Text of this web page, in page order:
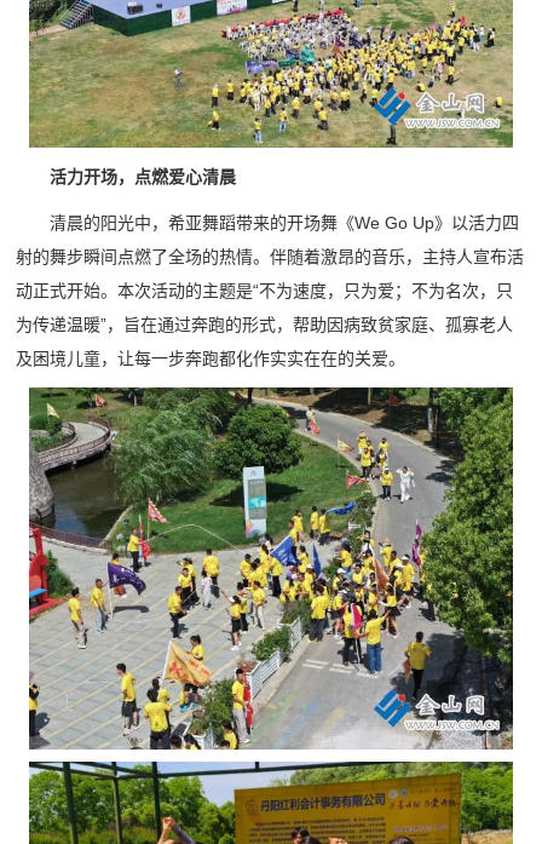
活力开场，点燃爱心清晨
清晨的阳光中，希亚舞蹈带来的开场舞《We Go Up》以活力四
射的舞步瞬间点燃了全场的热情。伴随着激昂的音乐，主持人宣布活
动正式开始。本次活动的主题是“不为速度，只为爱；不为名次，只
为传递温暖”，旨在通过奔跑的形式，帮助因病致贫家庭、孤寡老人
及困境儿童，让每一步奔跑都化作实实在在的关爱。